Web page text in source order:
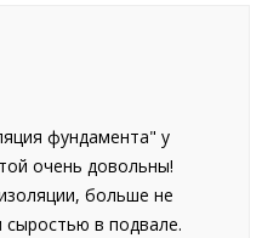
фундамента" у
очень довольны!
больше не
в подвале.